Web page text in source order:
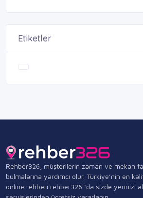
Etiketler
Rehber326, müşterilerin zaman ve mekan
bulmalarına yardımcı olur. Türkiye’nin en
online rehberi rehber326 ‘da sizde yerinizi